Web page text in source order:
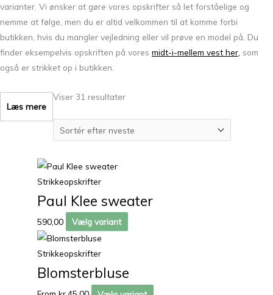
varianter. Vi ønsker at gøre vores opskrifter så let forståelige og
nemme at følge, men du er altid velkommen til at komme forbi
butikken, hvis du mangler vejledning eller vil prøve en model på. Du
finder eksempelvis opskriften på vores midt-i-mellem vest her, som
også er strikket op i butikken.
Læs mere
Viser 31 resultater
Strikkeopskrifter
Paul Klee sweater
590,00 Vælg variant
Strikkeopskrifter
Blomsterbluse